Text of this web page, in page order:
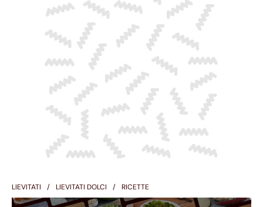
LIEVITATI LIEVITATI DOLCI RICETTE